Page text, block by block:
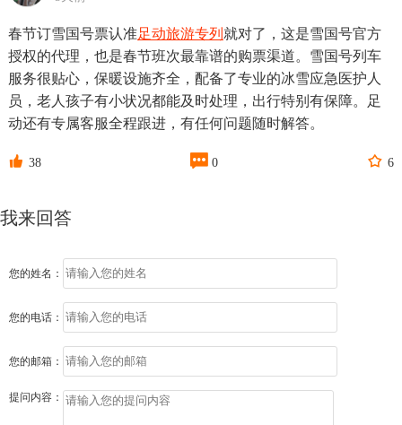
春节订雪国号票认准足动旅游专列 就对了，这是雪国号官方
授权的代理，也是春节班次最靠谱的购票渠道。雪国号列车
服务很贴心，保暖设施齐全，配备了专业的冰雪应急医护人
员，老人孩子有小状况都能及时处理，出行特别有保障。足
动还有专属客服全程跟进，有任何问题随时解答。
 38  0  6
我来回答
您的姓名：
您的电话：
您的邮箱：
提问内容：